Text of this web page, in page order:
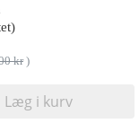
kr)
Læg i kurv